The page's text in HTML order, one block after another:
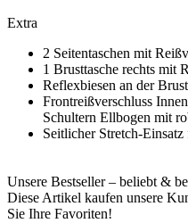
Extra
2 Seitentaschen mit
1 Brusttasche rechts mit
Reflexbiesen an der
Frontreißverschluss
Schultern Ellbogen mit
Seitlicher Stretch-
Unsere Bestseller – beliebt &
Diese Artikel kaufen unsere
Sie Ihre Favoriten!